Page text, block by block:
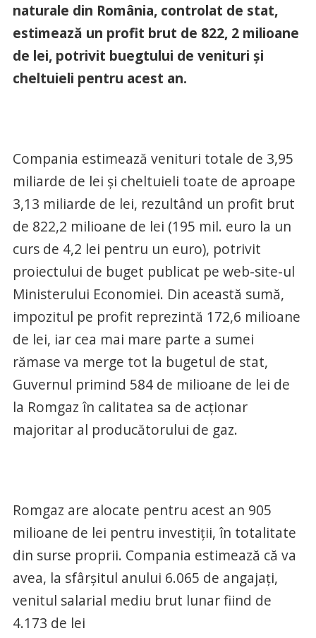
naturale din România, controlat de stat,
estimează un profit brut de 822, 2 milioane
de lei, potrivit buegtului de venituri şi
cheltuieli pentru acest an.
Compania estimează venituri totale de 3,95
miliarde de lei şi cheltuieli toate de aproape
3,13 miliarde de lei, rezultând un profit brut
de 822,2 milioane de lei (195 mil. euro la un
curs de 4,2 lei pentru un euro), potrivit
proiectului de buget publicat pe web-site-ul
Ministerului Economiei. Din această sumă,
impozitul pe profit reprezintă 172,6 milioane
de lei, iar cea mai mare parte a sumei
rămase va merge tot la bugetul de stat,
Guvernul primind 584 de milioane de lei de
la Romgaz în calitatea sa de acţionar
majoritar al producătorului de gaz.
Romgaz are alocate pentru acest an 905
milioane de lei pentru investiţii, în totalitate
din surse proprii. Compania estimează că va
avea, la sfârşitul anului 6.065 de angajaţi,
venitul salarial mediu brut lunar fiind de
4.173 de lei